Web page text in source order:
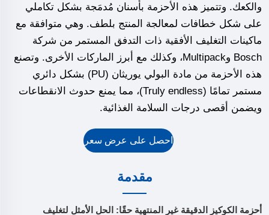
والكعك. وتتميز هذه الأحزمة بأسنان مُدمَجة بشكل تكاملي
على شكل خطافات لمعالجة المنتج بلطف. وهي متوافقة مع
ماكينات التغليف الأفقية ذات التدفق المستمر من شركة
Bosch وMultipack، وكذلك مع أبرز الماركات الأخرى. وتصنع
هذه الأحزمة من مادة البولي يوريثان (PU) بشكل دائري
مستمر تمامًا (Truly endless)، مما يمنع حدوث الانقطاعات
ويضمن أقصى درجات السلامة الغذائية.
احصل على عرض سعر
مقدمة
أحزمة الكوكيز الدقيقة غير المنتهية حقًا: الحل الأمثل لتغليف